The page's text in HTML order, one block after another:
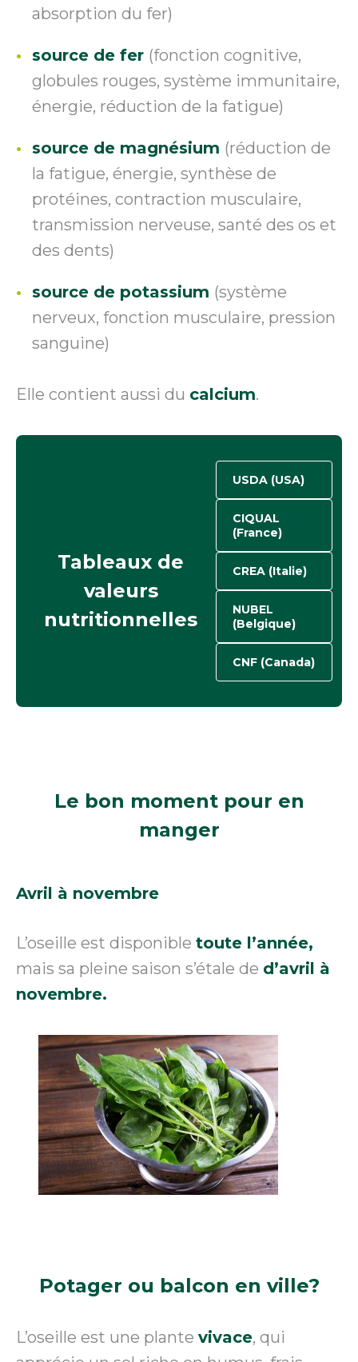
absorption du fer)
source de fer (fonction cognitive,
globules rouges, système immunitaire,
énergie, réduction de la fatigue)
source de magnésium (réduction de
la fatigue, énergie, synthèse de
protéines, contraction musculaire,
transmission nerveuse, santé des os et
des dents)
source de potassium (système
nerveux, fonction musculaire, pression
sanguine)
Elle contient aussi du calcium.
Tableaux de
valeurs
nutritionnelles
USDA (USA)
CIQUAL
(France)
CREA (Italie)
NUBEL
(Belgique)
CNF (Canada)
Le bon momentpour en
manger
Avril à novembre
L’oseille est disponible toute l’année,
mais sa pleine saison s’étale de d’avril à
novembre.
Potager ou balcon en ville?
L’oseille est une plante vivace, qui